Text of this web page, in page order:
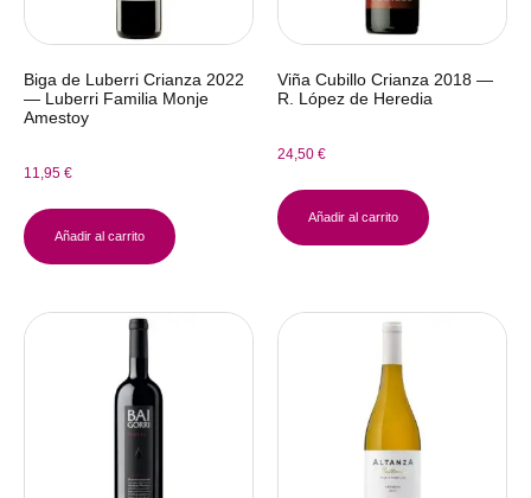
Biga de Luberri Crianza 2022
— Luberri Familia Monje
Amestoy
11,95 €
Añadir al carrito
Viña Cubillo Crianza 2018 —
R. López de Heredia
24,50 €
Añadir al carrito